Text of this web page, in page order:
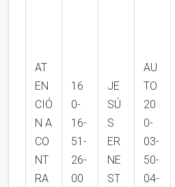
AT
EN
CIÓ
N A
CO
NT
RA
16
0-
16-
51-
26-
00
JE
SÚ
S
ER
NE
ST
AU
TO
20
0-
03-
50-
04-